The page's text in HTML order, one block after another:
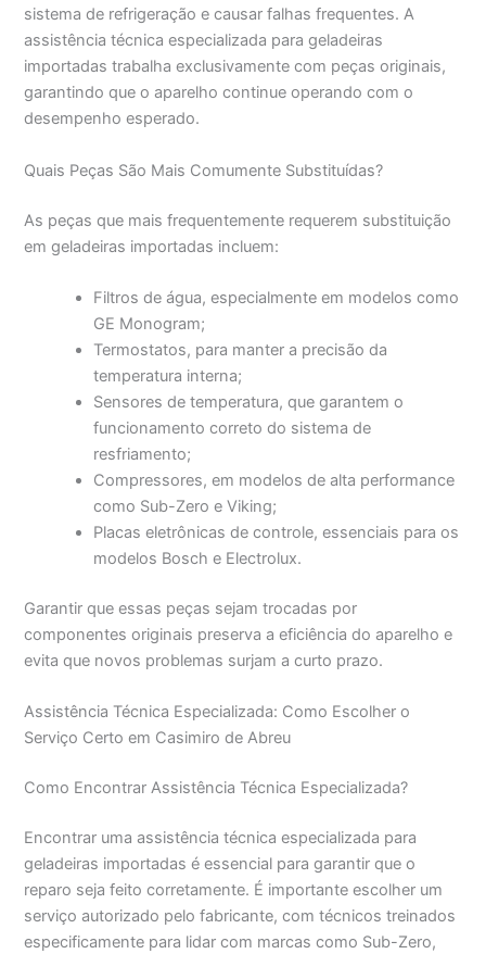
sistema de refrigeração e causar falhas frequentes. A
assistência técnica especializada para geladeiras
importadas trabalha exclusivamente com peças originais,
garantindo que o aparelho continue operando com o
desempenho esperado.
Quais Peças São Mais Comumente Substituídas?
As peças que mais frequentemente requerem substituição
em geladeiras importadas incluem:
Filtros de água, especialmente em modelos como
GE Monogram;
Termostatos, para manter a precisão da
temperatura interna;
Sensores de temperatura, que garantem o
funcionamento correto do sistema de
resfriamento;
Compressores, em modelos de alta performance
como Sub-Zero e Viking;
Placas eletrônicas de controle, essenciais para os
modelos Bosch e Electrolux.
Garantir que essas peças sejam trocadas por
componentes originais preserva a eficiência do aparelho e
evita que novos problemas surjam a curto prazo.
Assistência Técnica Especializada: Como Escolher o
Serviço Certo em Casimiro de Abreu
Como Encontrar Assistência Técnica Especializada?
Encontrar uma assistência técnica especializada para
geladeiras importadas é essencial para garantir que o
reparo seja feito corretamente. É importante escolher um
serviço autorizado pelo fabricante, com técnicos treinados
especificamente para lidar com marcas como Sub-Zero,